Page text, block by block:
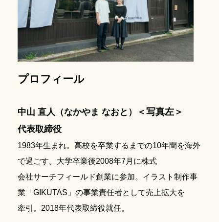
プロフィール
中山 直人（なかやま なおと） ＜写真左＞
代表取締役
1983年生まれ。高校を卒業するまでの10年間を海外
で過ごす。大学卒業後2008年7月に株式
会社サーチフィールド創業に参加。イラスト制作事
業「GIKUTAS」の事業責任者として売上拡大を
牽引。2018年代表取締役就任。